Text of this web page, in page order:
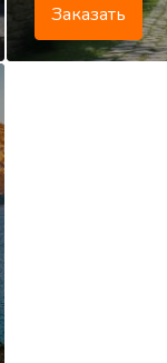
Заказать